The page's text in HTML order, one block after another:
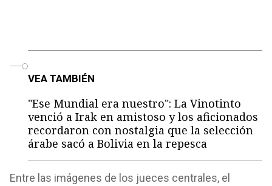
VEA TAMBIÉN
"Ese Mundial era nuestro": La Vinotinto
venció a Irak en amistoso y los aficionados
recordaron con nostalgia que la selección
árabe sacó a Bolivia en la repesca
Entre las imágenes de los jueces centrales, el